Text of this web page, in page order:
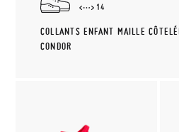
14
COLLANTS ENFANT MAILLE
CONDOR